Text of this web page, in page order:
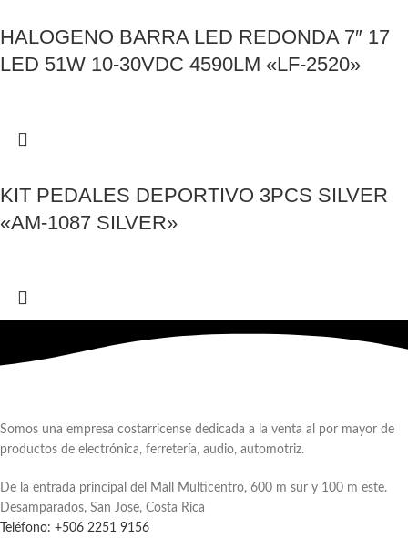
HALOGENO BARRA LED REDONDA 7″ 17
LED 51W 10-30VDC 4590LM «LF-2520»
KIT PEDALES DEPORTIVO 3PCS SILVER
«AM-1087 SILVER»
Somos una empresa costarricense dedicada a la venta al por mayor de
productos de electrónica, ferretería, audio, automotriz.
De la entrada principal del Mall Multicentro, 600 m sur y 100 m este.
Desamparados, San Jose, Costa Rica
Teléfono: +506 2251 9156